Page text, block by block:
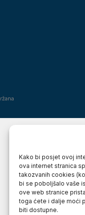
Kako bi posjet ovoj
ova internet stranica
takozvanih cookies
bi se poboljšalo vaše
ove web stranice
toga ćete i dalje moći
biti dostupne.